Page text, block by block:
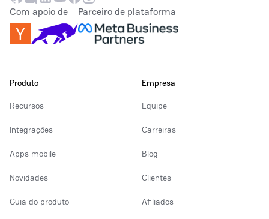
Com apoio de
Parceiro de plataforma
Produto
Recursos
Integrações
Apps mobile
Novidades
Guia do produto
Empresa
Equipe
Carreiras
Blog
Clientes
Afiliados